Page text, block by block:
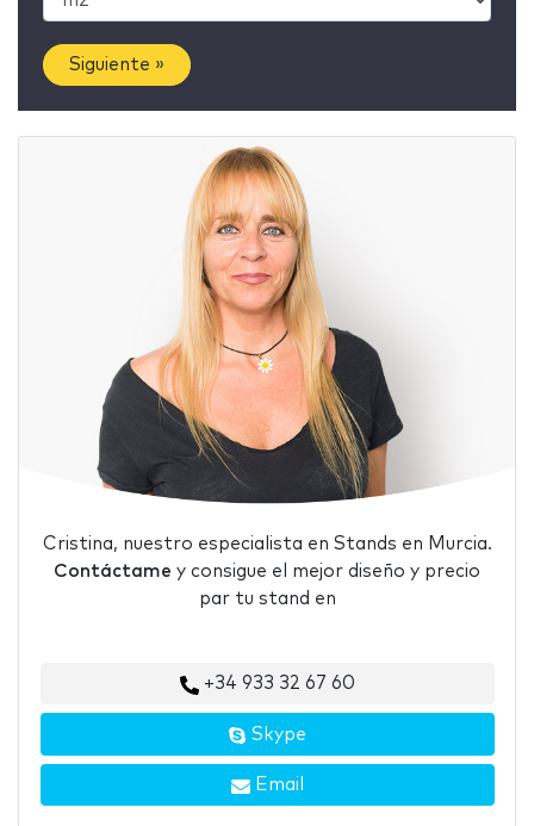
Siguiente »
Cristina, nuestro especialista en Stands en Murcia.
Contáctame y consigue el mejor diseño y precio
par tu stand en
+34 933 32 67 60
Skype
Email